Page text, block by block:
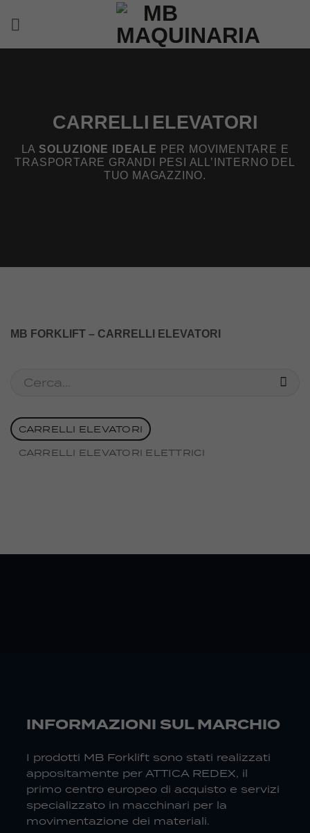
CARRELLI ELEVATORI
LA SOLUZIONE IDEALE PER MOVIMENTARE E
TRASPORTARE GRANDI PESI ALL’INTERNO DEL
TUO MAGAZZINO.
MB FORKLIFT – CARRELLI ELEVATORI
Cerca:
CARRELLI ELEVATORI
CARRELLI ELEVATORI ELETTRICI
INFORMAZIONI SUL MARCHIO
I prodotti MB Forklift sono stati realizzati
appositamente per ATTICA REDEX, il
primo centro europeo di acquisto e servizi
specializzato in macchinari per la
movimentazione dei materiali.